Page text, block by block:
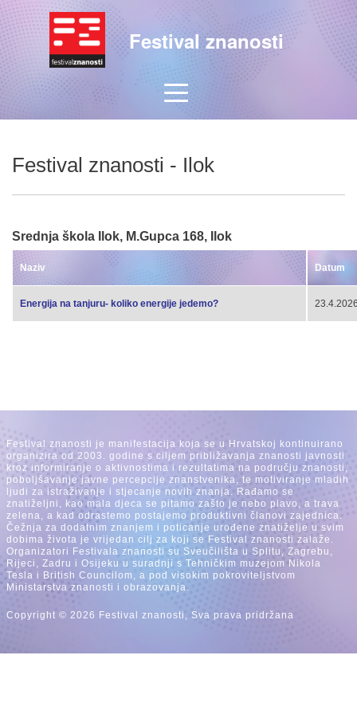
Festival znanosti
Festival znanosti - Ilok
Srednja škola Ilok, M.Gupca 168, Ilok
Naziv Datum
Energija na tanjuru- koliko energije jedemo?
Festival znanosti je manifestacija koja se u Hrvatskoj kontinuirano
organizira od 2003. godine s ciljem približavanja znanosti javnosti
kroz informiranje o aktivnostima i rezultatima na području znanosti,
poboljšavanje javne percepcije znanstvenika, te motiviranje mladih
ljudi za istraživanje i stjecanje novih znanja. Rađamo se
znatiželjni, kao mala djeca se pitamo zašto je nebo plavo, a trava
zelena, a kad odrastemo postajemo produktivni članovi zajednica.
Čežnja za dodatnim znanjem i poticanje urođene znatiželje u svim
dobima života je vrijedan cilj za koji se Festival znanosti zalaže.
Organizatori Festivala znanosti su Sveučilišta u Splitu, Zagrebu,
Rijeci, Zadru i Osijeku u suradnji s Tehničkim muzejom Nikola
Tesla i British Councilom, a pod visokim pokroviteljstvom
Ministarstva znanosti i obrazovanja.
Copyright © 2026 Festival znanosti, Sva prava pridržana